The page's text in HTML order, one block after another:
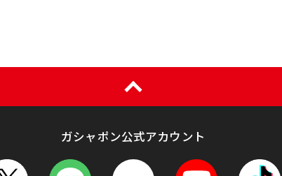
ガシャポン公式アカウント